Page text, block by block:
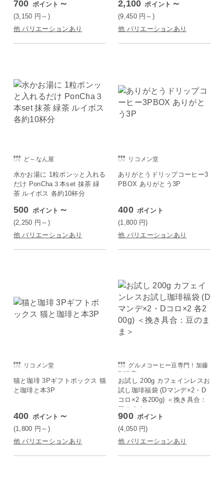
700 ポイント ～
(3,150 円 ～)
他 バリエーションあり
2,100 ポイント ～
(9,450 円 ～)
他 バリエーションあり
ど～なん屋
水かお湯に 1粒ポンッと入れる
だけ PonCha３本set 抹茶 緑
茶 ルイボス 各約10杯分
500 ポイント ～
(2,250 円 ～)
他 バリエーションあり
リコメン堂
ありがとうドリップコーヒー3
PBOX ありがとう3P
400 ポイント
(1,800 円)
他 バリエーションあり
リコメン堂
猫と珈琲 3Pギフトボックス 猫
と珈琲と本3P
400 ポイント ～
(1,800 円 ～)
他 バリエーションあり
グルメコーヒー豆専門！加藤
珈琲店
お試し 200g カフェインレスお
試し珈琲福袋 (Dマンデ×2・D
コロ×2 各200g) ＜挽き具合：
豆のまま＞
900 ポイント
(4,050 円)
他 バリエーションあり